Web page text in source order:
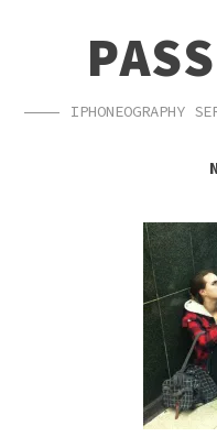
NAVIGATION
IPHONEOGRAPHY